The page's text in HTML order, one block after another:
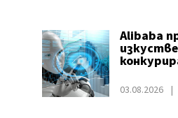
Alibaba
03.08.2026